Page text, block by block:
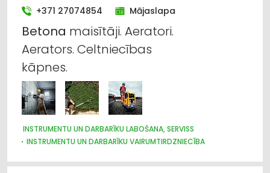
+371 27074854 Mājaslapa
Betona maisītāji. Aeratori.
Aerators. Celtniecības
kāpnes.
INSTRUMENTU UN DARBARĪKU LABOŠANA, SERVISS
INSTRUMENTU UN DARBARĪKU VAIRUMTIRDZNIECĪBA
CELTNIECĪBAS TEHNIKA UN IEKĀRTAS; NOMA